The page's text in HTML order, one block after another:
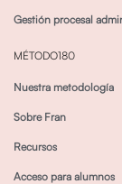
Gestión procesal
MÉTODO180
Nuestra metodología
Sobre Fran
Recursos
Acceso para alumnos